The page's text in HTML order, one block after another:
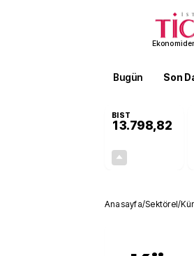
Bugün Son
BIST
13.798,82
Anasayfa/Sektörel/